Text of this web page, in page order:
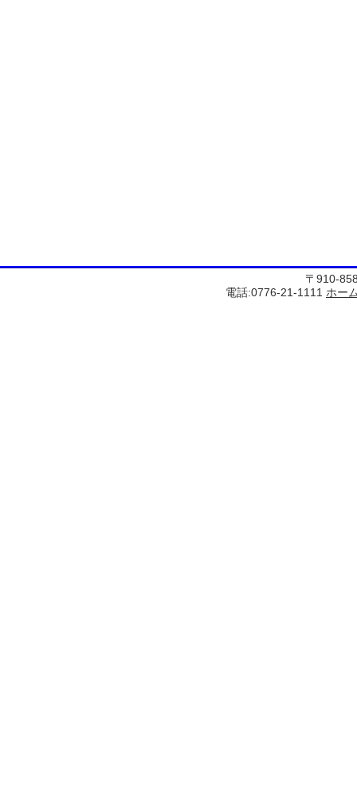
〒910-
電話:0776-21-1111 ホー